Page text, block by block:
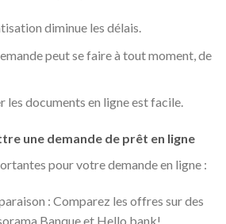
diminue les délais.
peut se faire à tout moment, de
les documents en ligne est facile.
une demande de prêt en ligne
pour votre demande en ligne :
: Comparez les offres sur des
Banque et Hello bank!.